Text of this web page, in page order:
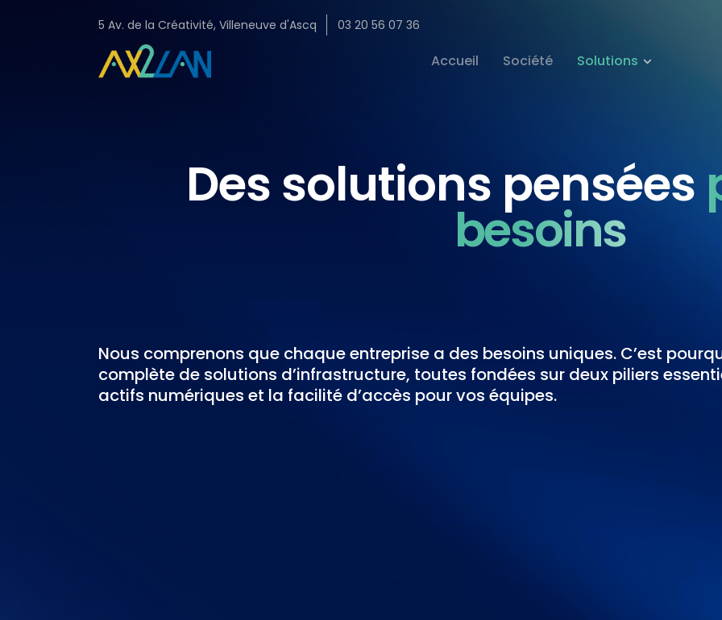
5 Av. de la Créativité, Villeneuve d'Ascq 03 20 56 07 36
Accueil Société Solutions
Des solutions pensées
besoins
Nous comprenons que chaque entreprise a des besoins uniques. C’est
complète de solutions d’infrastructure, toutes fondées sur deux piliers
actifs numériques et la facilité d’accès pour vos équipes.